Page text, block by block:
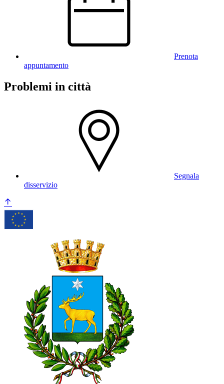
Prenota
appuntamento
Problemi in città
Segnala
disservizio